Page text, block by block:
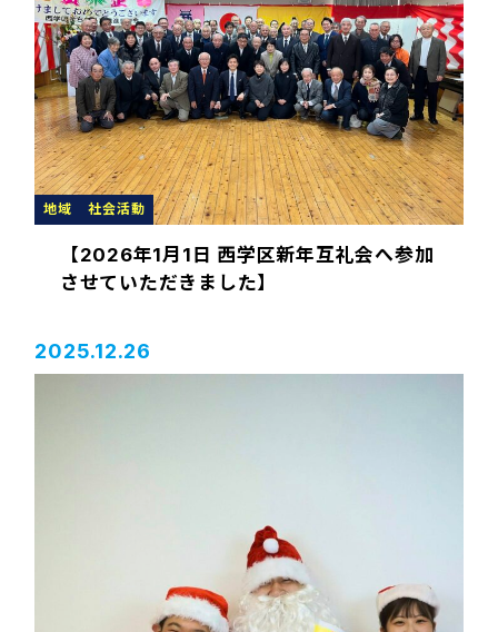
地域 社会活動
【2026年1月1日 西学区新年互礼会へ参加
させていただきました】
2025.12.26